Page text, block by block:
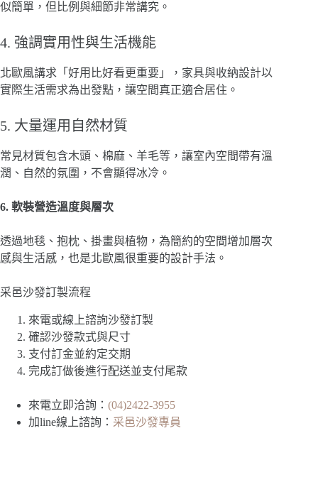
似簡單，但比例與細節非常講究。
4. 強調實用性與生活機能
北歐風講求「好用比好看更重要」，家具與收納設計以
實際生活需求為出發點，讓空間真正適合居住。
5. 大量運用自然材質
常見材質包含木頭、棉麻、羊毛等，讓室內空間帶有溫
潤、自然的氛圍，不會顯得冰冷。
6. 軟裝營造溫度與層次
透過地毯、抱枕、掛畫與植物，為簡約的空間增加層次
感與生活感，也是北歐風很重要的設計手法。
采邑沙發訂製流程
來電或線上諮詢沙發訂製
確認沙發款式與尺寸
支付訂金並約定交期
完成訂做後進行配送並支付尾款
來電立即洽詢： (04)2422-3955
加line線上諮詢： 采邑沙發專員